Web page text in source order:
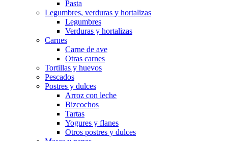
Pasta
Legumbres, verduras y hortalizas
Legumbres
Verduras y hortalizas
Carnes
Carne de ave
Otras carnes
Tortillas y huevos
Pescados
Postres y dulces
Arroz con leche
Bizcochos
Tartas
Yogures y flanes
Otros postres y dulces